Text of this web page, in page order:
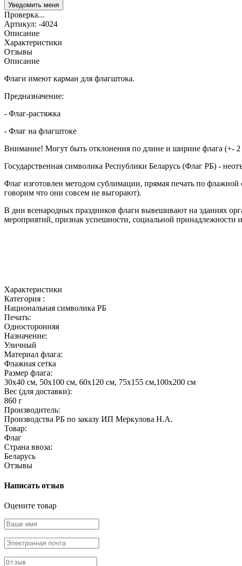
Проверка...
Артикул: -4024
Описание
Характеристики
Отзывы
Описание
Флаги имеют карман для флагштока.
Предназначение:
- Флаг-растяжка
- Флаг на флагштоке
Внимание! Могут быть отклонения по длине и ширине флага (+-
Государственная символика Республики Беларусь (Флаг РБ) -
Флаг изготовлен методом сублимации, прямая печать по
говорим что они совсем не выгорают).
В дни всенародных праздников флаги вывешивают на зданиях
мероприятий, признак успешности, социальной принадлежности
Характеристики
Категория :
Национальная символика РБ
Печать:
Односторонняя
Назначение:
Уличный
Материал флага:
Флажная сетка
Размер флага:
30х40 см, 50х100 см, 60х120 см, 75х155 см,100х200 см
Вес (для доставки):
860 г
Производитель:
Производства РБ по заказу ИП Меркулова Н.А.
Товар:
Флаг
Страна ввоза:
Беларусь
Отзывы
Написать отзыв
Оцените товар